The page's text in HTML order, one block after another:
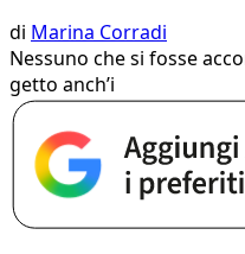
di Marina Corradi
Nessuno che si fosse
getto anch’i